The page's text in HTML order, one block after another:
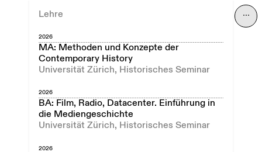
⋯
Lehre
2026
MA: Methoden und Konzepte der
Contemporary History
Universität Zürich, Historisches Seminar
2026
BA: Film, Radio, Datacenter. Einführung in
die Mediengeschichte
Universität Zürich, Historisches Seminar
2026